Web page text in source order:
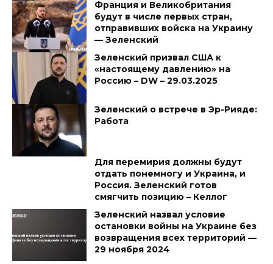
Франция и Великобритания
будут в числе первых стран,
отправивших войска на Украину
— Зеленский
Зеленский призвал США к
«настоящему давлению» на
Россию – DW – 29.03.2025
Зеленский о встрече в Эр-Рияде:
Работа
Для перемирия должны будут
отдать понемногу и Украина, и
Россия. Зеленский готов
смягчить позицию – Келлог
Зеленский назвал условие
остановки войны на Украине без
возвращения всех территорий —
29 ноября 2024